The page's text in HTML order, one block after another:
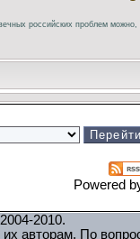
российских проблем
Powered
2010.
авторам. По